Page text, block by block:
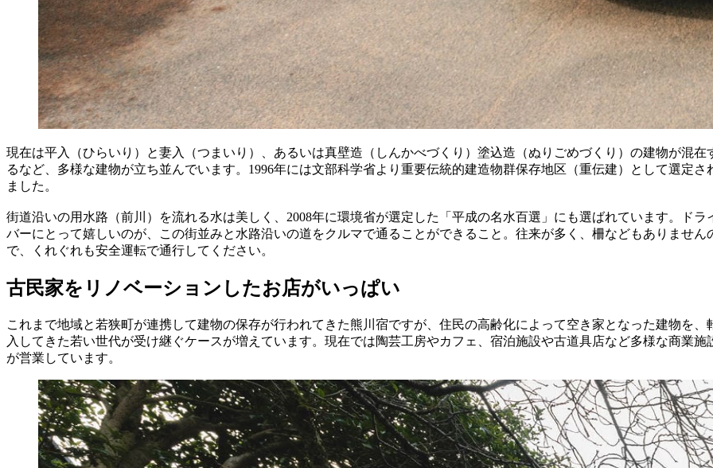
現在は平入（ひらいり）と妻入（つまいり）、あるいは真壁造（しんかべづくり）塗込造（ぬりごめづくり）の建物が混在
るなど、多様な建物が立ち並んでいます。1996年には文部科学省より重要伝統的建造物群保存地区（重伝建）として選定さ
ました。
街道沿いの用水路（前川）を流れる水は美しく、2008年に環境省が選定した「平成の名水百選」にも選ばれています。ドラ
バーにとって嬉しいのが、この街並みと水路沿いの道をクルマで通ることができること。往来が多く、柵などもありません
で、くれぐれも安全運転で通行してください。
古民家をリノベーションしたお店がいっぱい
これまで地域と若狭町が連携して建物の保存が行われてきた熊川宿ですが、住民の高齢化によって空き家となった建物を、
入してきた若い世代が受け継ぐケースが増えています。現在では陶芸工房やカフェ、宿泊施設や古道具店など多様な商業施
が営業しています。